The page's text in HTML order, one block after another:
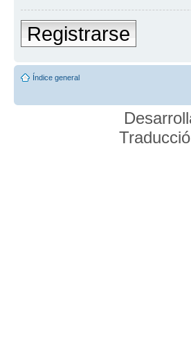
Registrarse
Índice general